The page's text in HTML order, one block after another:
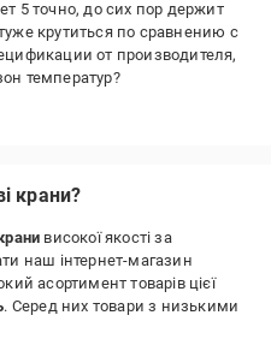
5 точно, до сих пор держит
крутиться по сравнению с
от производителя,
температур?
крани?
високої якості за
наш інтернет-магазин
асортимент товарів цієї
. Серед них товари з низькими